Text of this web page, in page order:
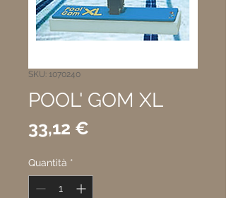
SKU: 1070240
POOL' GOM XL
33,12 €
Quantità *